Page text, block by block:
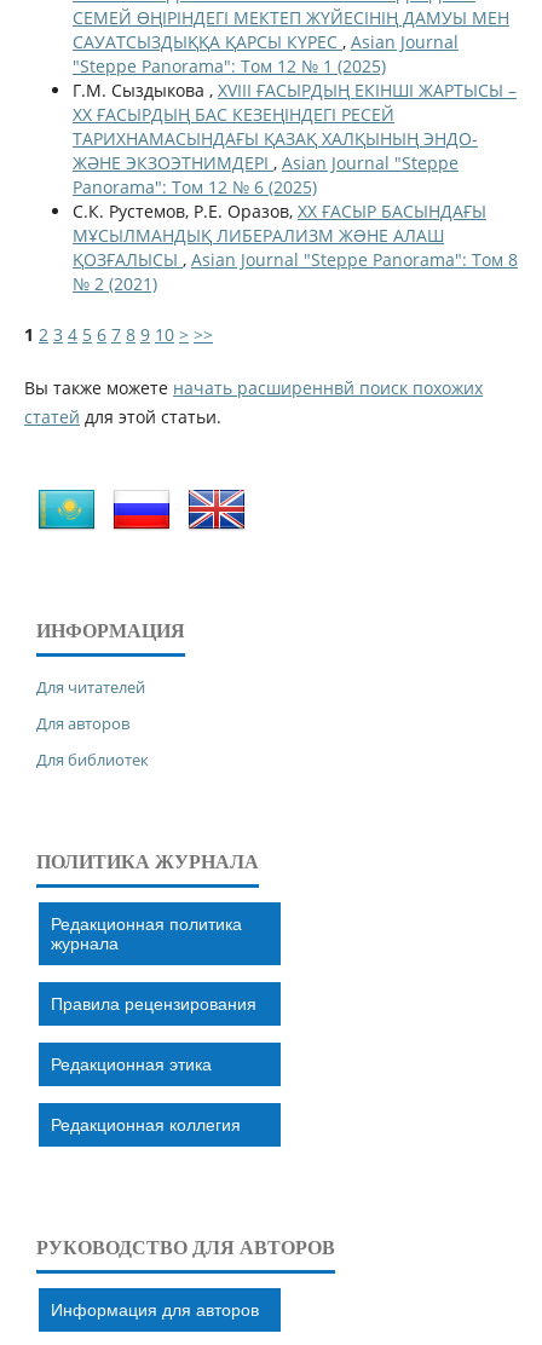
СЕМЕЙ ӨҢІРІНДЕГІ МЕКТЕП ЖҮЙЕСІНІҢ ДАМУЫ МЕН
САУАТСЫЗДЫҚҚА ҚАРСЫ КҮРЕС , Asian Journal
"Steppe Panorama": Том 12 № 1 (2025)
Г.М. Сыздыкова , XVIII ҒАСЫРДЫҢ ЕКІНШІ ЖАРТЫСЫ –
XX ҒАСЫРДЫҢ БАС КЕЗЕҢІНДЕГІ РЕСЕЙ
ТАРИХНАМАСЫНДАҒЫ ҚАЗАҚ ХАЛҚЫНЫҢ ЭНДО-
ЖӘНЕ ЭКЗОЭТНИМДЕРІ , Asian Journal "Steppe
Panorama": Том 12 № 6 (2025)
С.К. Рустемов, Р.Е. Оразов, ХХ ҒАСЫР БАСЫНДАҒЫ
МҰСЫЛМАНДЫҚ ЛИБЕРАЛИЗМ ЖƏНЕ АЛАШ
ҚОЗҒАЛЫСЫ , Asian Journal "Steppe Panorama": Том 8
№ 2 (2021)
1 2 3 4 5 6 7 8 9 10 > >>
Вы также можете начать расширеннвй поиск похожих
статей для этой статьи.
ИНФОРМАЦИЯ
Для читателей
Для авторов
Для библиотек
ПОЛИТИКА ЖУРНАЛА
Редакционная политика
журнала
Правила рецензирования
Редакционная этика
Редакционная коллегия
РУКОВОДСТВО ДЛЯ АВТОРОВ
Информация для авторов